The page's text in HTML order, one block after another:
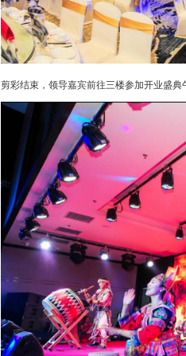
剪彩结束，领导嘉宾前往三楼参加开业盛典